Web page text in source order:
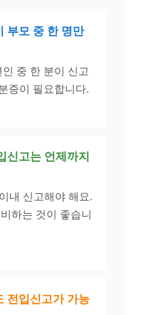
부모 중 한 명만
중 한 분이 신고
증이 필요합니다.
신고는 언제까지
내 신고해야 해요.
하는 것이 좋습니
전입신고가 가능